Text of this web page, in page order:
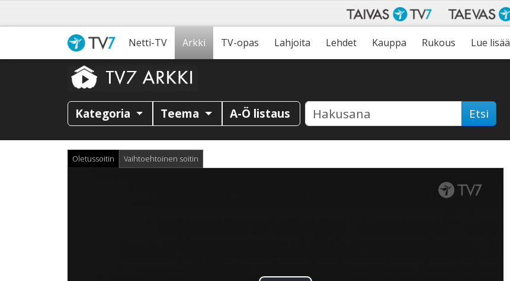
Netti-TV Arkki TV-opas Lahjoita Lehdet Kauppa Rukous Lue lisää
Kategoria Teema A-Ö listaus Etsi
Oletussoitin Vaihtoehtoinen soitin